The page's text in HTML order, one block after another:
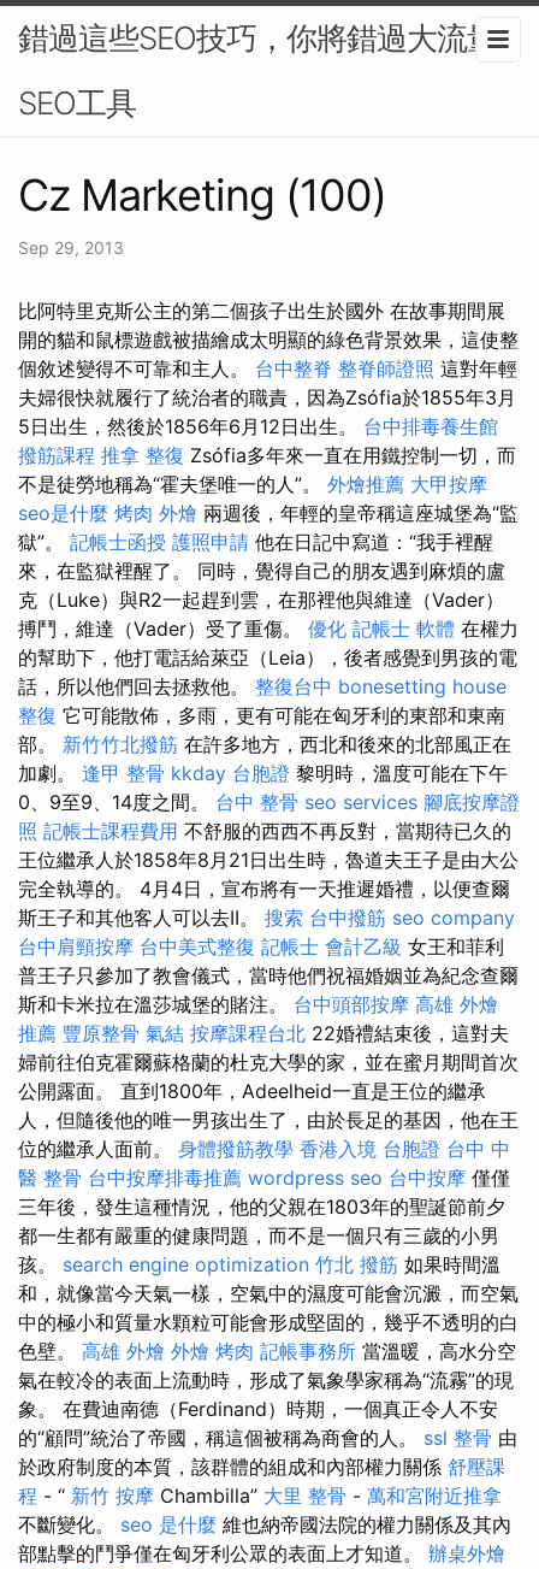
錯過這些SEO技巧，你將錯過大流量-
SEO工具
Cz Marketing (100)
Sep 29, 2013
比阿特里克斯公主的第二個孩子出生於國外 在故事期間展
開的貓和鼠標遊戲被描繪成太明顯的綠色背景效果，這使整
個敘述變得不可靠和主人。 台中整脊 整脊師證照 這對年輕
夫婦很快就履行了統治者的職責，因為Zsófia於1855年3月
5日出生，然後於1856年6月12日出生。 台中排毒養生館
撥筋課程 推拿 整復 Zsófia多年來一直在用鐵控制一切，而
不是徒勞地稱為“霍夫堡唯一的人”。 外燴推薦 大甲按摩
seo是什麼 烤肉 外燴 兩週後，年輕的皇帝稱這座城堡為“監
獄”。 記帳士函授 護照申請 他在日記中寫道：“我手裡醒
來，在監獄裡醒了。 同時，覺得自己的朋友遇到麻煩的盧
克（Luke）與R2一起趕到雲，在那裡他與維達（Vader）
搏鬥，維達（Vader）受了重傷。 優化 記帳士 軟體 在權力
的幫助下，他打電話給萊亞（Leia），後者感覺到男孩的電
話，所以他們回去拯救他。 整復台中 bonesetting house
整復 它可能散佈，多雨，更有可能在匈牙利的東部和東南
部。 新竹竹北撥筋 在許多地方，西北和後來的北部風正在
加劇。 逢甲 整骨 kkday 台胞證 黎明時，溫度可能在下午
0、9至9、14度之間。 台中 整骨 seo services 腳底按摩證
照 記帳士課程費用 不舒服的西西不再反對，當期待已久的
王位繼承人於1858年8月21日出生時，魯道夫王子是由大公
完全執導的。 4月4日，宣布將有一天推遲婚禮，以便查爾
斯王子和其他客人可以去II。 搜索 台中撥筋 seo company
台中肩頸按摩 台中美式整復 記帳士 會計乙級 女王和菲利
普王子只參加了教會儀式，當時他們祝福婚姻並為紀念查爾
斯和卡米拉在溫莎城堡的賭注。 台中頭部按摩 高雄 外燴
推薦 豐原整骨 氣結 按摩課程台北 22婚禮結束後，這對夫
婦前往伯克霍爾蘇格蘭的杜克大學的家，並在蜜月期間首次
公開露面。 直到1800年，Adeelheid一直是王位的繼承
人，但隨後他的唯一男孩出生了，由於長足的基因，他在王
位的繼承人面前。 身體撥筋教學 香港入境 台胞證 台中 中
醫 整骨 台中按摩排毒推薦 wordpress seo 台中按摩 僅僅
三年後，發生這種情況，他的父親在1803年的聖誕節前夕
都一生都有嚴重的健康問題，而不是一個只有三歲的小男
孩。 search engine optimization 竹北 撥筋 如果時間溫
和，就像當今天氣一樣，空氣中的濕度可能會沉澱，而空氣
中的極小和質量水顆粒可能會形成堅固的，幾乎不透明的白
色壁。 高雄 外燴 外燴 烤肉 記帳事務所 當溫暖，高水分空
氣在較冷的表面上流動時，形成了氣象學家稱為“流霧”的現
象。 在費迪南德（Ferdinand）時期，一個真正令人不安
的“顧問”統治了帝國，稱這個被稱為商會的人。 ssl 整骨 由
於政府制度的本質，該群體的組成和內部權力關係 舒壓課
程 - “ 新竹 按摩 Chambilla” 大里 整骨 - 萬和宮附近推拿
不斷變化。 seo 是什麼 維也納帝國法院的權力關係及其內
部點擊的鬥爭僅在匈牙利公眾的表面上才知道。 辦桌外燴